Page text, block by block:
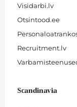
Visidarbi.lv
Otsintood.ee
Recruitment.lv
Scandinavia